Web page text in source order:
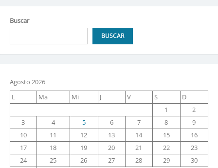
de
los
Buscar
BUSCAR
Agosto 2026
L
Ma Mi J V S
D
1
2
3
4 5 6 7 8
9
10
11 12 13 14 15
16
17
18 19 20 21 22
23
24
25 26 27 28 29
30